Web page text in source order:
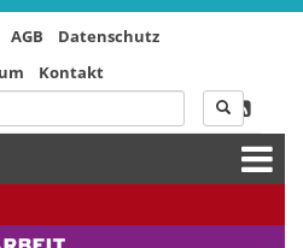
AGB
Datenschutz
Kontakt